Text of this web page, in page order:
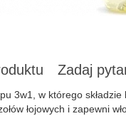
Zadaj
3w1, w którego
łojowych i zapewni